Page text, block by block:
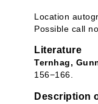
Location
Possible call
Literature
Ternhag,
156−166.
Description